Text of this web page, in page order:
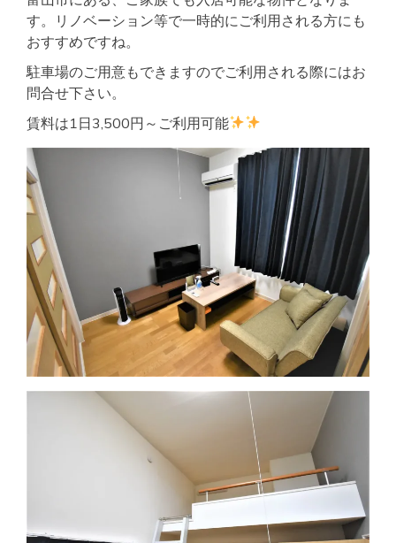
す。リノベーション等で一時的にご利用される方にも
おすすめですね。
駐車場のご用意もできますのでご利用される際にはお
問合せ下さい。
賃料は1日3,500円～ご利用可能